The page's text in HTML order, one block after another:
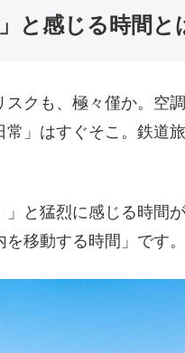
と感じる時間と
クも、極々僅か。空
」はすぐそこ。鉄道
と猛烈に感じる時間が
移動する時間」です。